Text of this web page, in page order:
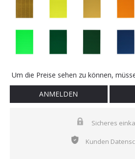
Um die Preise sehen zu können,
ANMELDEN
Sicheres
Kunden